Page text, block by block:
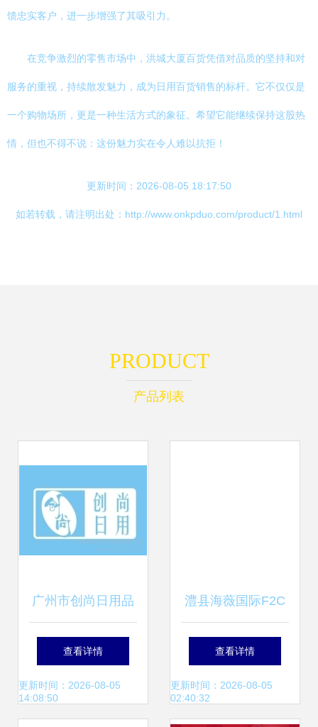
馈忠实客户，进一步增强了其吸引力。
在竞争激烈的零售市场中，洪城大厦百货凭借对品质的坚持和对
服务的重视，持续散发魅力，成为日用百货销售的标杆。它不仅仅是
一个购物场所，更是一种生活方式的象征。希望它能继续保持这股热
情，但也不得不说：这份魅力实在令人难以抗拒！
更新时间：2026-08-05 18:17:50
如若转载，请注明出处：http://www.onkpduo.com/product/1.html
PRODUCT
产品列表
广州市创尚日用品
简介、联系方式与
业务范围
查看详情
更新时间：2026-08-05
14:08:50
澧县海薇国际F2C
美妆直购店开业盛
典，连续三天免费
查看详情
更新时间：2026-08-05
02:40:32